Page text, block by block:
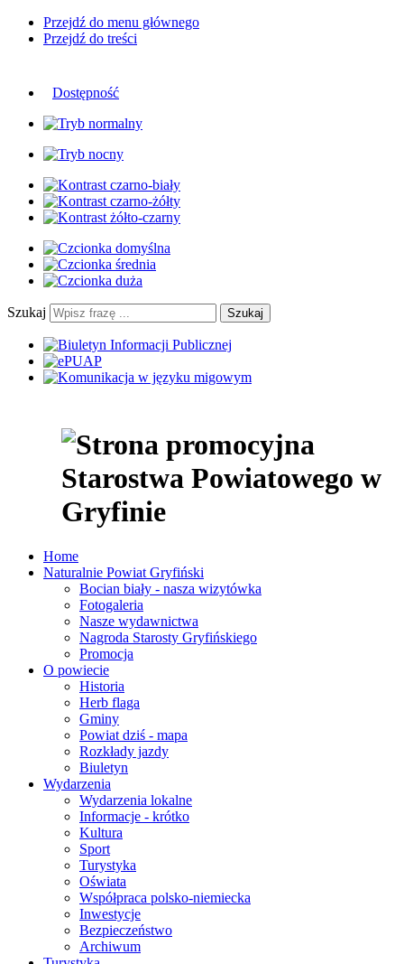
Przejdź do menu głównego
Przejdź do treści
Dostępność
Szukaj Szukaj
Home
Naturalnie Powiat Gryfiński
Bocian biały - nasza wizytówka
Fotogaleria
Nasze wydawnictwa
Nagroda Starosty Gryfińskiego
Promocja
O powiecie
Historia
Herb flaga
Gminy
Powiat dziś - mapa
Rozkłady jazdy
Biuletyn
Wydarzenia
Wydarzenia lokalne
Informacje - krótko
Kultura
Sport
Turystyka
Oświata
Współpraca polsko-niemiecka
Inwestycje
Bezpieczeństwo
Archiwum